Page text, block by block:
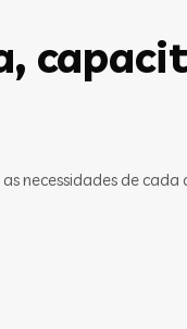
necessidades de